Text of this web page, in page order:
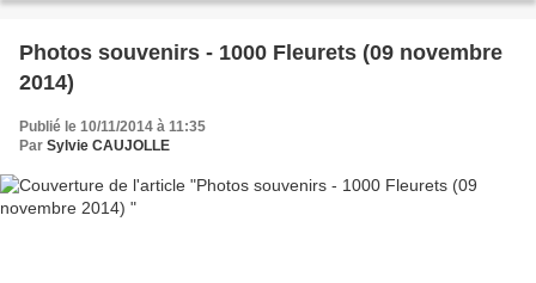
Photos souvenirs - 1000 Fleurets (09 novembre
2014)
Publié le 10/11/2014 à 11:35
Par Sylvie CAUJOLLE